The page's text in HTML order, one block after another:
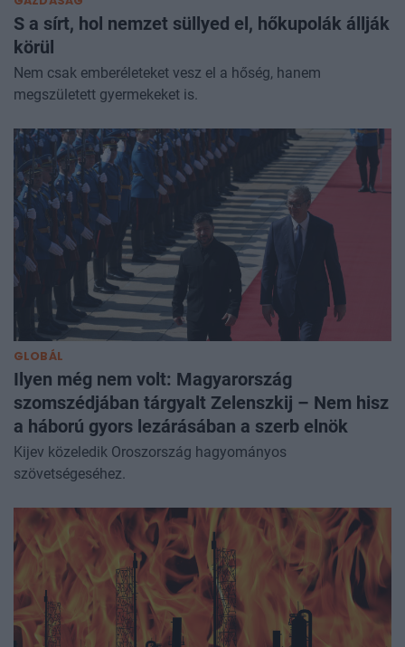
S a sírt, hol nemzet süllyed el, hőkupolák állják
körül
Nem csak emberéleteket vesz el a hőség, hanem
megszületett gyermekeket is.
GLOBÁL
Ilyen még nem volt: Magyarország
szomszédjában tárgyalt Zelenszkij – Nem hisz
a háború gyors lezárásában a szerb elnök
Kijev közeledik Oroszország hagyományos
szövetségeséhez.